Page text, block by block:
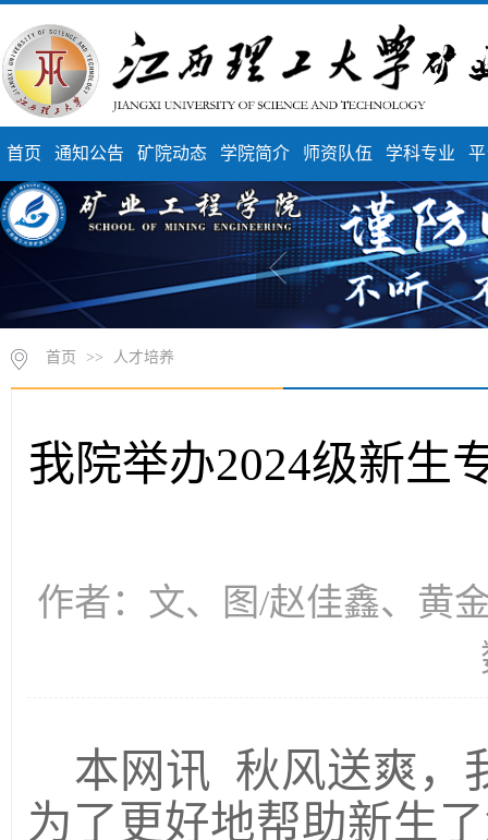
首页 通知公告 矿院动态 学院简介 师资队伍 学科专业
首页 >> 人才培养
我院举办2024级新生
作者：文、图/赵佳鑫、黄
本网讯 秋风送爽，
为了更好地帮助新生